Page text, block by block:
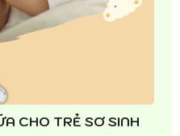
CHO TRẺ SƠ SINH